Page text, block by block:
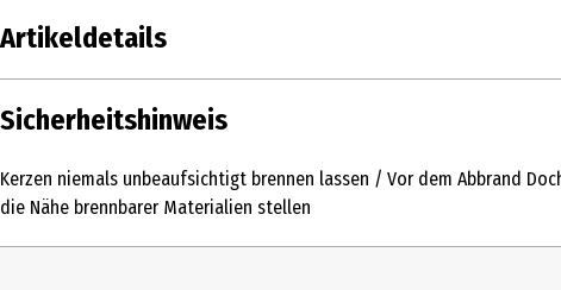
Artikeldetails
Inhalt
Durchmesser
Farbe
Sicherheitshinweis
Kerzen niemals unbeaufsichtigt brennen lassen / Vor dem Abbrand
die Nähe brennbarer Materialien stellen